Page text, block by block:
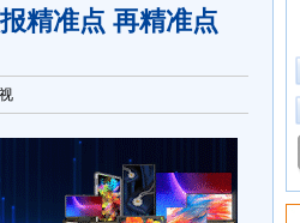
精准点 再精准点